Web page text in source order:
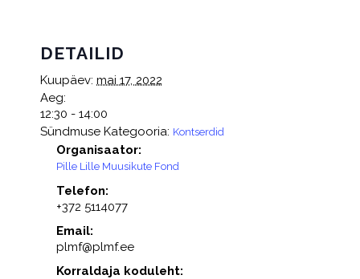
DETAILID
Kuupäev: mai 17, 2022
Aeg:
12:30 - 14:00
Sündmuse Kategooria: Kontserdid
Organisaator:
Pille Lille Muusikute Fond
Telefon:
+372 5114077
Email:
plmf@plmf.ee
Korraldaja koduleht: